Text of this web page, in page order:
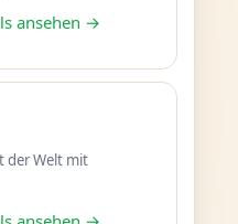
ansehen →
der Welt mit